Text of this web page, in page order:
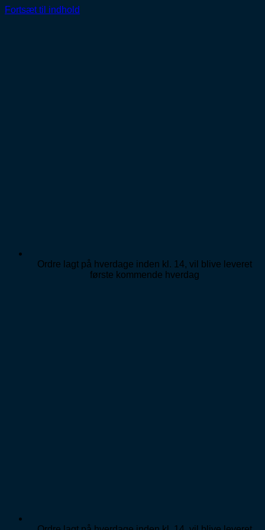
Fortsæt til indhold
Ordre lagt på hverdage inden kl. 14, vil blive leveret
første kommende hverdag